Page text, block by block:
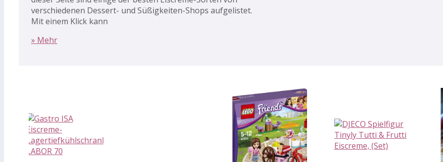
verschiedenen Dessert- und Süßigkeiten-Shops aufgelistet.
Mit einem Klick kann
» Mehr